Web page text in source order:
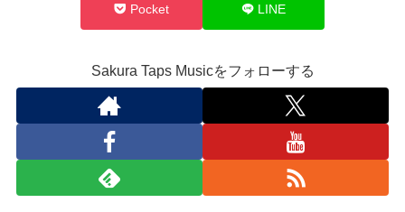
Pocket LINE
Sakura Taps Musicをフォローする